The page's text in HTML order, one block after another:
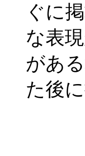
ぐに
な表
があ
た後